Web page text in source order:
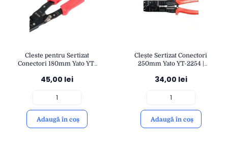
Cleste pentru Sertizat
Conectori 180mm Yato YT-
45,00 lei
Adaugă în coș
Clește Sertizat Conectori
250mm Yato YT-2254 |
4mm | Durabilitate și
34,00 lei
Adaugă în coș